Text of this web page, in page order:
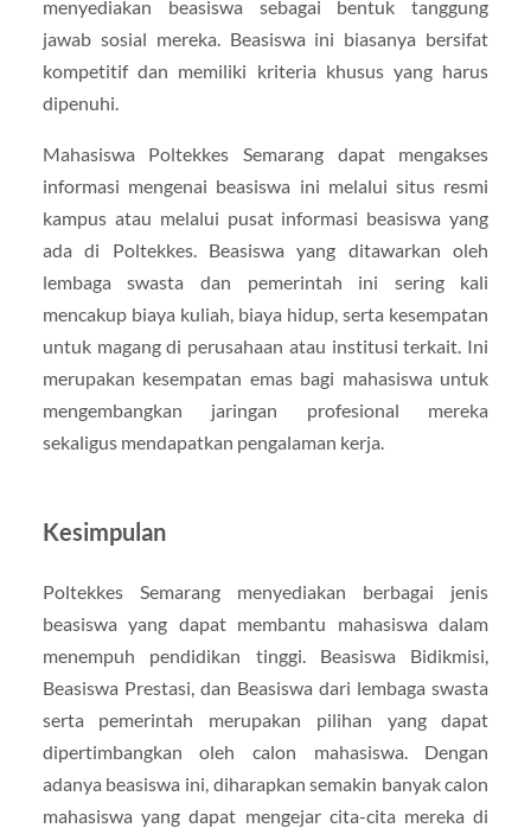
menyediakan beasiswa sebagai bentuk tanggung
jawab sosial mereka. Beasiswa ini biasanya bersifat
kompetitif dan memiliki kriteria khusus yang harus
dipenuhi.
Mahasiswa Poltekkes Semarang dapat mengakses
informasi mengenai beasiswa ini melalui situs resmi
kampus atau melalui pusat informasi beasiswa yang
ada di Poltekkes. Beasiswa yang ditawarkan oleh
lembaga swasta dan pemerintah ini sering kali
mencakup biaya kuliah, biaya hidup, serta kesempatan
untuk magang di perusahaan atau institusi terkait. Ini
merupakan kesempatan emas bagi mahasiswa untuk
mengembangkan jaringan profesional mereka
sekaligus mendapatkan pengalaman kerja.
Kesimpulan
Poltekkes Semarang menyediakan berbagai jenis
beasiswa yang dapat membantu mahasiswa dalam
menempuh pendidikan tinggi. Beasiswa Bidikmisi,
Beasiswa Prestasi, dan Beasiswa dari lembaga swasta
serta pemerintah merupakan pilihan yang dapat
dipertimbangkan oleh calon mahasiswa. Dengan
adanya beasiswa ini, diharapkan semakin banyak calon
mahasiswa yang dapat mengejar cita-cita mereka di